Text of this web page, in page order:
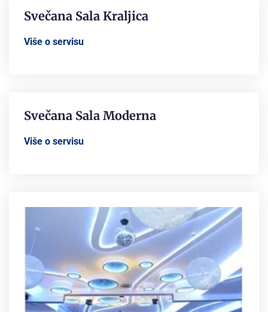
Svečana Sala Kraljica
Više o servisu
Svečana Sala Moderna
Više o servisu